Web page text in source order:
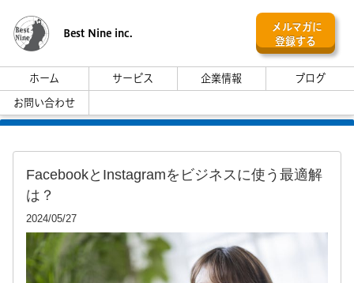
Best Nine inc.
メルマガに
登録する
ホーム サービス 企業情報
ブログ
お問い合わせ
FacebookとInstagramをビジネスに使う最適解
は？
2024/05/27